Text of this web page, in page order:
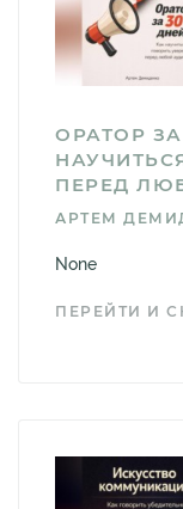
ОРАТОР
ПЕРЕД
АРТЕМ
None
ПЕРЕЙТИ И